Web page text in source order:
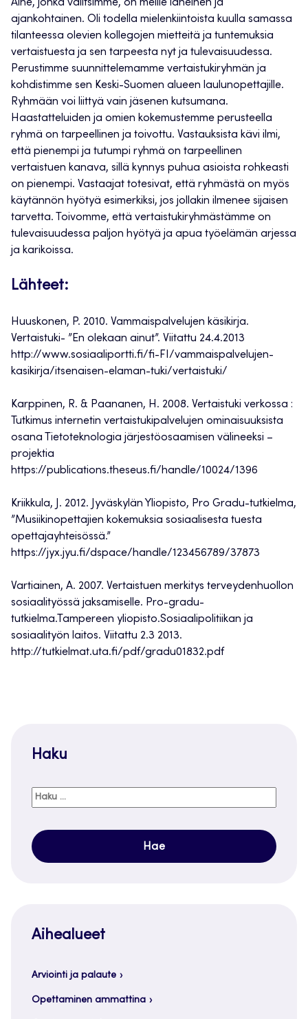
Aihe, jonka valitsimme, on meille läheinen ja
ajankohtainen. Oli todella mielenkiintoista kuulla samassa
tilanteessa olevien kollegojen mietteitä ja tuntemuksia
vertaistuesta ja sen tarpeesta nyt ja tulevaisuudessa.
Perustimme suunnittelemamme vertaistukiryhmän ja
kohdistimme sen Keski-Suomen alueen laulunopettajille.
Ryhmään voi liittyä vain jäsenen kutsumana.
Haastatteluiden ja omien kokemustemme perusteella
ryhmä on tarpeellinen ja toivottu. Vastauksista kävi ilmi,
että pienempi ja tutumpi ryhmä on tarpeellinen
vertaistuen kanava, sillä kynnys puhua asioista rohkeasti
on pienempi. Vastaajat totesivat, että ryhmästä on myös
käytännön hyötyä esimerkiksi, jos jollakin ilmenee sijaisen
tarvetta. Toivomme, että vertaistukiryhmästämme on
tulevaisuudessa paljon hyötyä ja apua työelämän arjessa
ja karikoissa.
Lähteet:
Huuskonen, P. 2010. Vammaispalvelujen käsikirja.
Vertaistuki- ”En olekaan ainut”. Viitattu 24.4.2013
http://www.sosiaaliportti.fi/fi-FI/vammaispalvelujen-
kasikirja/itsenaisen-elaman-tuki/vertaistuki/
Karppinen, R. & Paananen, H. 2008. Vertaistuki verkossa :
Tutkimus internetin vertaistukipalvelujen ominaisuuksista
osana Tietoteknologia järjestöosaamisen välineeksi –
projektia
https://publications.theseus.fi/handle/10024/1396
Kriikkula, J. 2012. Jyväskylän Yliopisto, Pro Gradu-tutkielma,
”Musiikinopettajien kokemuksia sosiaalisesta tuesta
opettajayhteisössä.”
https://jyx.jyu.fi/dspace/handle/123456789/37873
Vartiainen, A. 2007. Vertaistuen merkitys terveydenhuollon
sosiaalityössä jaksamiselle. Pro-gradu-
tutkielma.Tampereen yliopisto.Sosiaalipolitiikan ja
sosiaalityön laitos. Viitattu 2.3 2013.
http://tutkielmat.uta.fi/pdf/gradu01832.pdf
Haku
Haku:
Aihealueet
Arviointi ja palaute
Opettaminen ammattina